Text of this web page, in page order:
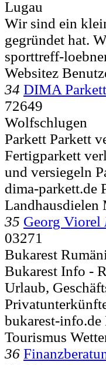
Lugau
Wir sind ein
gegründet hat.
sporttreff-
Websitez
34 DIMA Parkett
72649
Wolfschlugen
Parkett Parkett
Fertigparkett
und versiegeln
dima-parkett.de
Landhausdielen
35 Georg Viorel
03271
Bukarest
Bukarest Info -
Urlaub,
bukarest-info.de
Tourismus
36